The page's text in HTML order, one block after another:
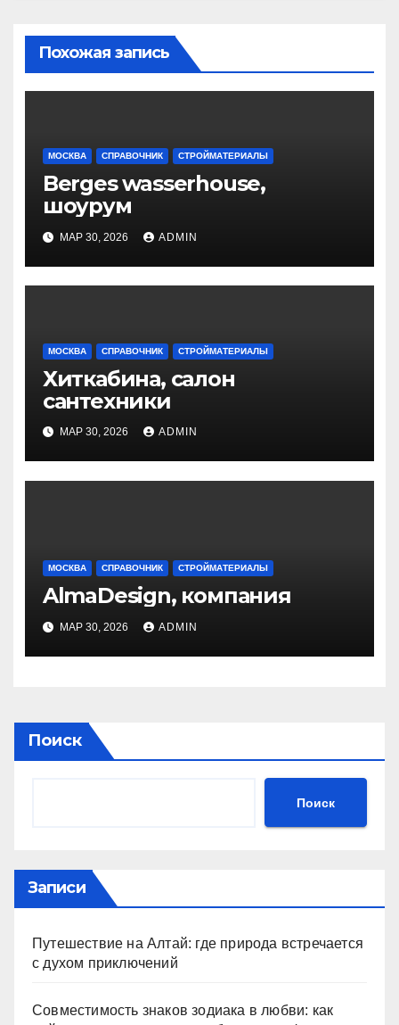
Похожая запись
МОСКВА СПРАВОЧНИК СТРОЙМАТЕРИАЛЫ
Berges wasserhouse,
шоурум
МАР 30, 2026 ADMIN
МОСКВА СПРАВОЧНИК СТРОЙМАТЕРИАЛЫ
Хиткабина, салон
сантехники
МАР 30, 2026 ADMIN
МОСКВА СПРАВОЧНИК СТРОЙМАТЕРИАЛЫ
AlmaDesign, компания
МАР 30, 2026 ADMIN
Поиск
Поиск
Записи
Путешествие на Алтай: где природа встречается
с духом приключений
Совместимость знаков зодиака в любви: как